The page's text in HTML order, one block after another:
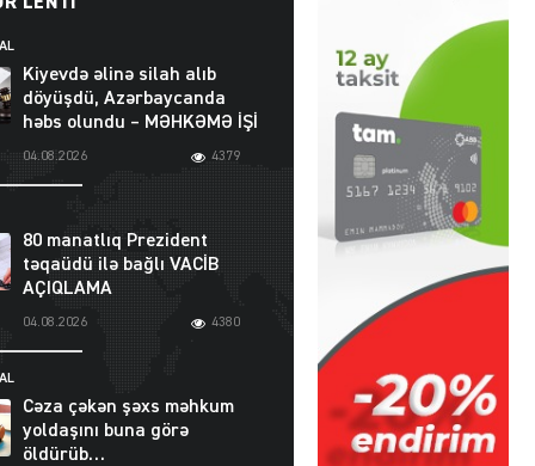
Kiyevdə əlinə silah alıb
döyüşdü, Azərbaycanda
həbs olundu – MƏHKƏMƏ İŞİ
04.08.2026 4379
80 manatlıq Prezident
təqaüdü ilə bağlı VACİB
AÇIQLAMA
04.08.2026 4380
Cəza çəkən şəxs məhkum
yoldaşını buna görə
öldürüb…